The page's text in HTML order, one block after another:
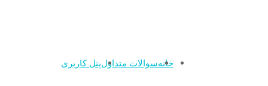
خانهسوالات متداولپنل کاربری